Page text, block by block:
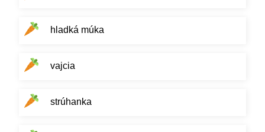
hladká múka
vajcia
strúhanka